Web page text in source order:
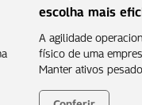
escolha mais
A agilidade
físico de uma
Manter ativos